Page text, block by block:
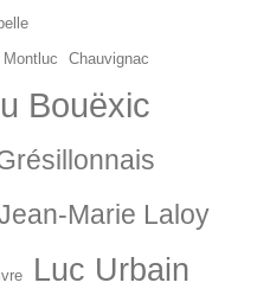
Chauvignac
Bouëxic
Marie Laloy
livre Luc Urbain